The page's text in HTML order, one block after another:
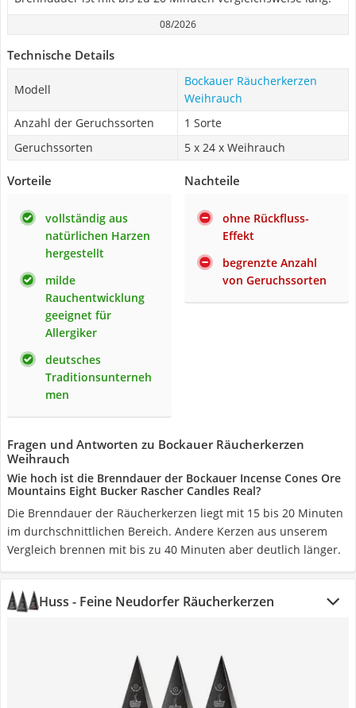
08/2026
Technische Details
Modell
Bockauer Räucherkerzen
Weihrauch
Anzahl der Geruchssorten
1 Sorte
Geruchssorten
5 x 24 x Weihrauch
Vorteile
vollständig aus
natürlichen Harzen
hergestellt
milde
Rauchentwicklung
geeignet für
Allergiker
deutsches
Traditionsunterneh
men
Nachteile
ohne Rückfluss-
Effekt
begrenzte Anzahl
von Geruchssorten
Fragen und Antworten zu Bockauer Räucherkerzen
Weihrauch
Wie hoch ist die Brenndauer der Bockauer Incense Cones Ore
Mountains Eight Bucker Rascher Candles Real?
Die Brenndauer der Räucherkerzen liegt mit 15 bis 20 Minuten
im durchschnittlichen Bereich. Andere Kerzen aus unserem
Vergleich brennen mit bis zu 40 Minuten aber deutlich länger.
Huss - Feine Neudorfer Räucherkerzen